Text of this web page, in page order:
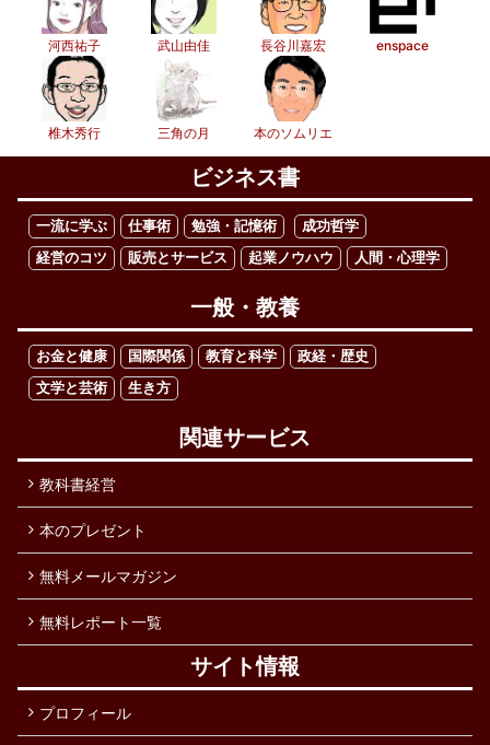
河西祐子 武山由佳 長谷川嘉宏 enspace
椎木秀行 三角の月 本のソムリエ
ビジネス書
一流に学ぶ 仕事術 勉強・記憶術
成功哲学
経営のコツ
販売とサービス 起業ノウハウ 人間・心理学
一般・教養
お金と健康 国際関係 教育と科学
政経・歴史
文学と芸術
生き方
関連サービス
教科書経営
本のプレゼント
無料メールマガジン
無料レポート一覧
サイト情報
プロフィール